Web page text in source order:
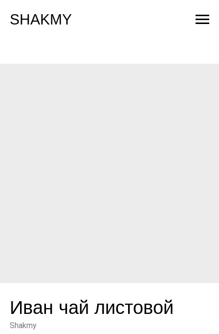
SHAKMY
Иван чай листовой
Shakmy